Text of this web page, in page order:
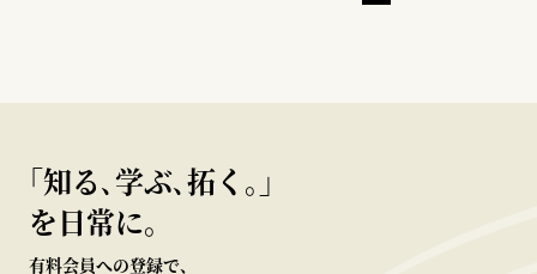
｢知る､学ぶ､拓く｡｣
を日常に。
有料会員への登録で、